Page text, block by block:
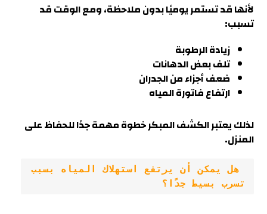
لأنها قد تستمر يوميًا بدون ملاحظة، ومع الوقت قد
تسبب:
زيادة الرطوبة
تلف بعض الدهانات
ضعف أجزاء من الجدران
ارتفاع فاتورة المياه
لذلك يعتبر الكشف المبكر خطوة مهمة جدًا للحفاظ على
المنزل.
تسرب بسيط جدًا؟